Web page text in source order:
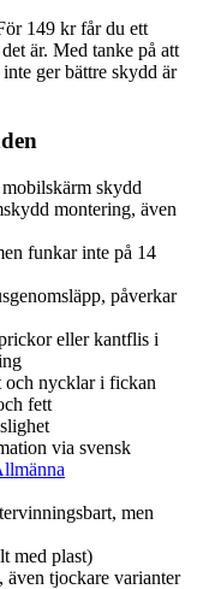
149 kr får du ett
är. Med tanke på att
ger bättre skydd är
skydd
montering, även
funkar inte på 14
påverkar
eller kantflis i
och nycklar i fickan
fett
via svensk
men
med plast)
tjockare varianter